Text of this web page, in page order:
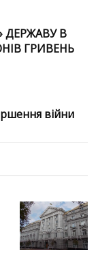
ДЕРЖАВУ В
ГРИВЕНЬ
війни